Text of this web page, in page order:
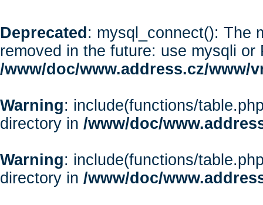
Deprecated : mysql_connect(): The
removed in the future: use mysqli or
/www/doc/www.address.cz/www/
Warning: include(functions/
directory in /www/doc/
Warning: include(functions/
directory in /www/doc/